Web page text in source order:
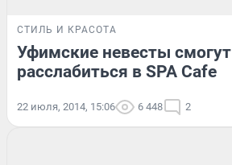
СТИЛЬ И КРАСОТА
Уфимские невесты смогут
расслабиться в SPA Cafe
22 июля, 2014, 15:06 6 448 2